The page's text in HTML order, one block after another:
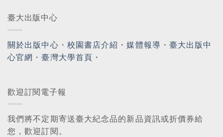
臺大出版中心
關於出版中心 ・ 校園書店介紹 ・媒體報導 ・ 臺大出版中
心官網 ・臺灣大學首頁 ・
歡迎訂閱電子報
我們將不定期寄送臺大紀念品的新品資訊或折價券給
您，歡迎訂閱。